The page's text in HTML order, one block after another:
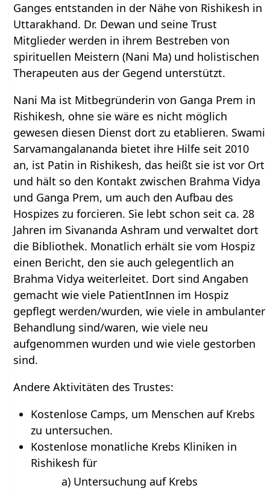
Ganges entstanden in der Nähe von Rishikesh in
Uttarakhand. Dr. Dewan und seine Trust
Mitglieder werden in ihrem Bestreben von
spirituellen Meistern (Nani Ma) und holistischen
Therapeuten aus der Gegend unterstützt.
Nani Ma ist Mitbegründerin von Ganga Prem in
Rishikesh, ohne sie wäre es nicht möglich
gewesen diesen Dienst dort zu etablieren. Swami
Sarvamangalananda bietet ihre Hilfe seit 2010
an, ist Patin in Rishikesh, das heißt sie ist vor Ort
und hält so den Kontakt zwischen Brahma Vidya
und Ganga Prem, um auch den Aufbau des
Hospizes zu forcieren. Sie lebt schon seit ca. 28
Jahren im Sivananda Ashram und verwaltet dort
die Bibliothek. Monatlich erhält sie vom Hospiz
einen Bericht, den sie auch gelegentlich an
Brahma Vidya weiterleitet. Dort sind Angaben
gemacht wie viele PatientInnen im Hospiz
gepflegt werden/wurden, wie viele in ambulanter
Behandlung sind/waren, wie viele neu
aufgenommen wurden und wie viele gestorben
sind.
Andere Aktivitäten des Trustes:
Kostenlose Camps, um Menschen auf Krebs
zu untersuchen.
Kostenlose monatliche Krebs Kliniken in
Rishikesh für
a) Untersuchung auf Krebs